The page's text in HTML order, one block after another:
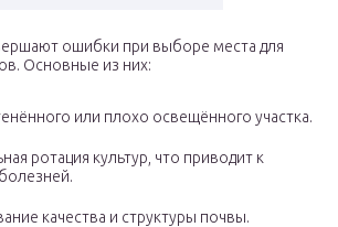
ошибки при выборе места для
Основные из них:
или плохо освещённого участка.
ротация культур, что приводит к
качества и структуры почвы.